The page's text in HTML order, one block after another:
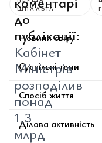
до
публікації:
Кабінет
Міністрів
розподілив
понад
1,3
млрд
ШПАЛЬТА
Новини світу
Суспільні теми
Спосіб життя
Ділова активність